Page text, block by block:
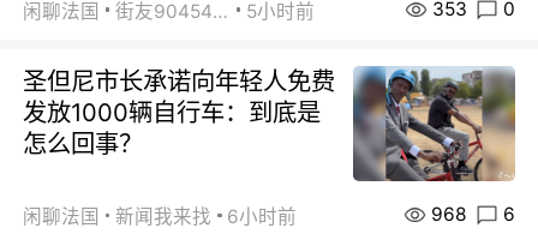
闲聊法国 街友90454511 5小时前 353 0
圣但尼市长承诺向年轻人免费
发放1000辆自行车：到底是
怎么回事？
闲聊法国 新闻我来找 6小时前 968 6